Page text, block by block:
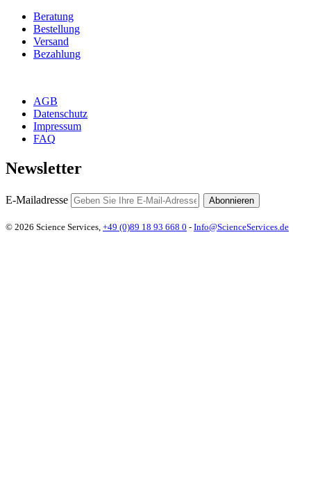
Beratung
Bestellung
Versand
Bezahlung
AGB
Datenschutz
Impressum
FAQ
Newsletter
E-Mailadresse Abonnieren
© 2026 Science Services, +49 (0)89 18 93 668 0 - Info@ScienceServices.de